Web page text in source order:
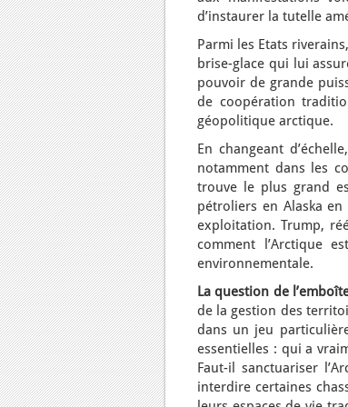
d’instaurer la tutelle
Parmi les Etats
brise-glace qui lui
pouvoir de grande
de coopération
géopolitique arctique.
En changeant
notamment dans les
trouve le plus grand
pétroliers en Alaska
exploitation. Trump,
comment l’Arctique
environnementale.
La question de
de la gestion des
dans un jeu
essentielles : qui a
Faut-il sanctuariser
interdire certaines